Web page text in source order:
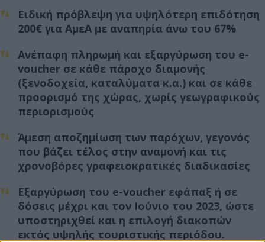
Ειδική πρόβλεψη για υψηλότερη επιδότηση
200€ για ΑμεΑ με αναπηρία άνω του 67%
Ανέπαφη πληρωμή και εξαργύρωση του e-
voucher σε κάθε πάροχο διαμονής
(ξενοδοχεία, καταλύματα κ.α.) και σε κάθε
προορισμό της χώρας, χωρίς γεωγραφικούς
περιορισμούς
Άμεση αποζημίωση των παρόχων, γεγονός
που βάζει τέλος στην αναμονή και τις
χρονοβόρες γραφειοκρατικές διαδικασίες
Εξαργύρωση του e-voucher εφάπαξ ή σε
δόσεις μέχρι και τον Ιούνιο του 2023, ώστε
υποστηριχθεί και η επιλογή διακοπών
εκτός υψηλής τουριστικής περιόδου.